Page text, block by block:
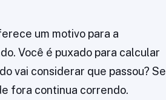
um motivo para a
Você é puxado para calcular
vai considerar que passou? Se
fora continua correndo.